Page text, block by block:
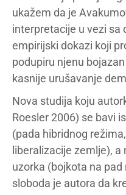
ukažem da je
interpretacije u vezi sa
empirijski dokazi koji
podupiru njenu
kasnije urušavanje
Nova studija koju
Roesler 2006) se bavi
(pada hibridnog
liberalizacije zemlje),
uzorka (bojkota na
sloboda je autora da